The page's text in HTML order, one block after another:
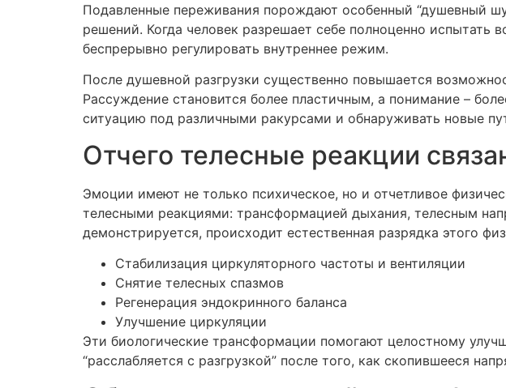
Подавленные переживания порождают особенный “душевный
решений. Когда человек разрешает себе полноценно
беспрерывно регулировать внутреннее режим.
После душевной разгрузки существенно повышается
Рассуждение становится более пластичным, а понимание –
ситуацию под различными ракурсами и обнаруживать новые
Отчего телесные реакции
Эмоции имеют не только психическое, но и отчетливое
телесными реакциями: трансформацией дыхания, телесным
демонстрируется, происходит естественная разрядка этого
Стабилизация циркуляторного частоты и вентиляции
Снятие телесных спазмов
Регенерация эндокринного баланса
Улучшение циркуляции
Эти биологические трансформации помогают целостному
“расслабляется с разгрузкой” после того, как скопившееся